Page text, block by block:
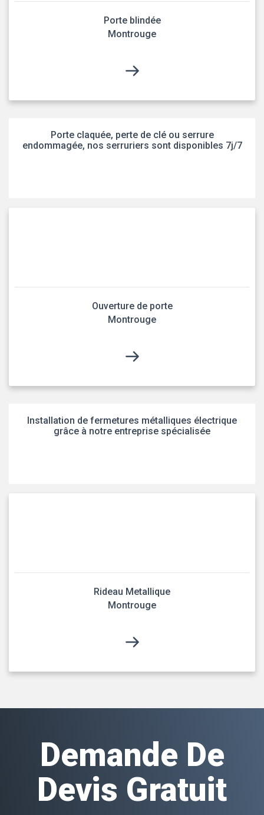
Porte blindée
Montrouge
Porte claquée, perte de clé ou serrure
endommagée, nos serruriers sont disponibles 7j/7
Ouverture de porte
Montrouge
Installation de fermetures métalliques électrique
grâce à notre entreprise spécialisée
Rideau Metallique
Montrouge
Demande De
Devis Gratuit